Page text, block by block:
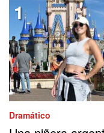
Dramático